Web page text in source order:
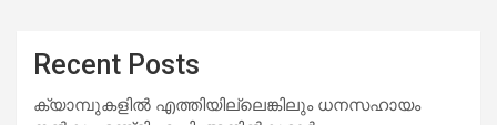
Recent Posts
ക്യാമ്പുകളിൽ എത്തിയില്ലെങ്കിലും ധനസഹായം